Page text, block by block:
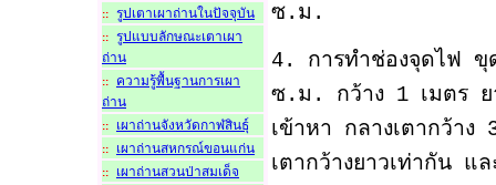
:: รูปเตาเผาถ่านในปัจจุบัน
::
รูปแบบลักษณะเตาเผา
ถ่าน
::
ความรู้พื้นฐานการเผา
ถ่าน
:: เผาถ่านจังหวัดกาฬสินธุ์
:: เผาถ่านสหกรณ์ขอนแก่น
:: เผาถ่านสวนป่าสมเด็จ
ซ.ม.
4. การทำช่องจุดไฟ ขุ
ซ.ม. กว้าง 1 เมตร ย
เข้าหา กลางเตากว้าง
เตากว้างยาวเท่ากัน แ